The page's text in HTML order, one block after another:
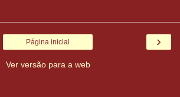
›
Página inicial
Ver versão para a web